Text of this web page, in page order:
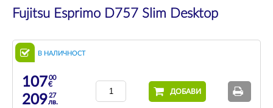
Fujitsu Esprimo D757 Slim Desktop
В НАЛИЧНОСТ
10700
€
20927
лв.
ДОБАВИ